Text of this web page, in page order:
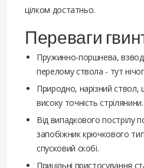
цілком достатньо.
Переваги
Пружинно-поршнева,
перелому ствола - тут
Природно, нарізний ствол,
високу точність стрілянини.
Від випадкового пострілу
запобіжник крючкового
спусковий скобі.
Прицільні пристосування